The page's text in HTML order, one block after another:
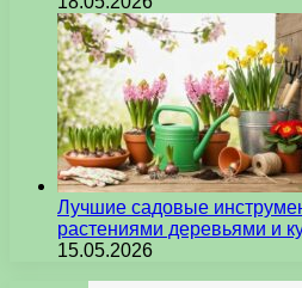
Лучшие садовые
растениями деревьями и
15.05.2026